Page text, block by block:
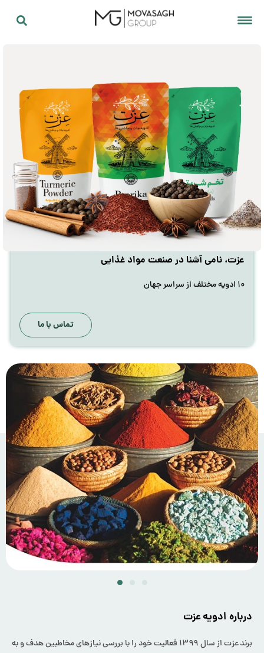
عزت، نامی آشنا در صنعت مواد غذایی
۱۰ ادویه مختلف از سراسر جهان
تماس با ما
درباره ادویه عزت
برند عزت از سال ۱۳۹۹ فعالیت خود را با بررسی نیازهای مخاطبین هدف و به